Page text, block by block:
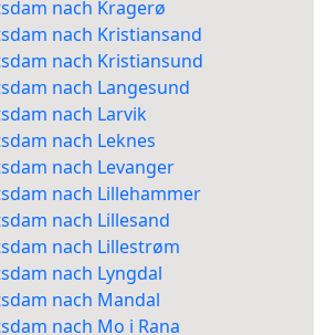
nach Kragerø
nach Kristiansand
nach Kristiansund
nach Langesund
nach Larvik
nach Leknes
nach Levanger
nach Lillehammer
nach Lillesand
nach Lillestrøm
nach Lyngdal
nach Mandal
nach Mo i Rana